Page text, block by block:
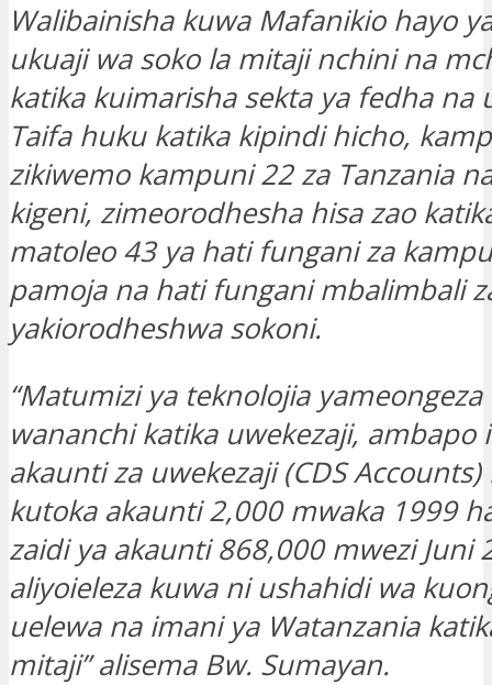
Walibainisha kuwa Mafanikio hayo
ukuaji wa soko la mitaji nchini na
katika kuimarisha sekta ya fedha na
Taifa huku katika kipindi hicho,
zikiwemo kampuni 22 za Tanzania
kigeni, zimeorodhesha hisa zao
matoleo 43 ya hati fungani za
pamoja na hati fungani mbalimbali
yakiorodheshwa sokoni.
“Matumizi ya teknolojia
wananchi katika uwekezaji, ambapo
akaunti za uwekezaji (CDS
kutoka akaunti 2,000 mwaka 1999
zaidi ya akaunti 868,000 mwezi Juni
aliyoieleza kuwa ni ushahidi wa
uelewa na imani ya Watanzania
mitaji” alisema Bw. Sumayan.